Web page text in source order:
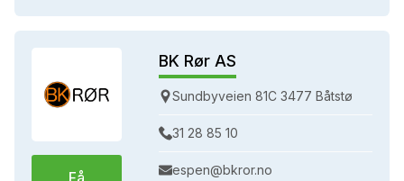
Få
BK Rør AS
Sundbyveien 81C 3477 Båtstø
31 28 85 10
espen@bkror.no